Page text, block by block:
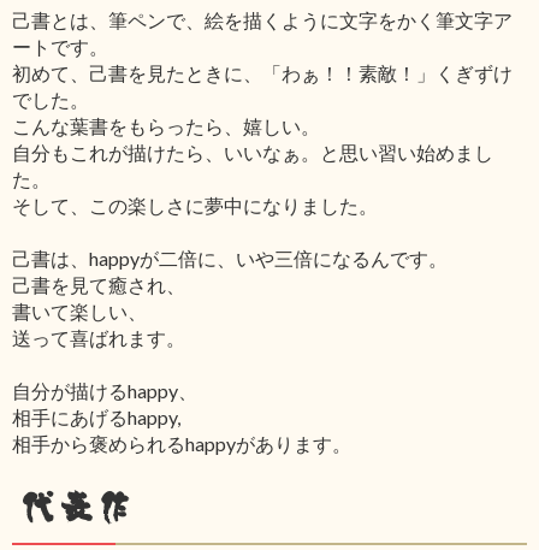
己書とは、筆ペンで、絵を描くように文字をかく筆文字ア
ートです。
初めて、己書を見たときに、「わぁ！！素敵！」くぎずけ
でした。
こんな葉書をもらったら、嬉しい。
自分もこれが描けたら、いいなぁ。と思い習い始めまし
た。
そして、この楽しさに夢中になりました。
己書は、happyが二倍に、いや三倍になるんです。
己書を見て癒され、
書いて楽しい、
送って喜ばれます。
自分が描けるhappy、
相手にあげるhappy,
相手から褒められるhappyがあります。
代表作